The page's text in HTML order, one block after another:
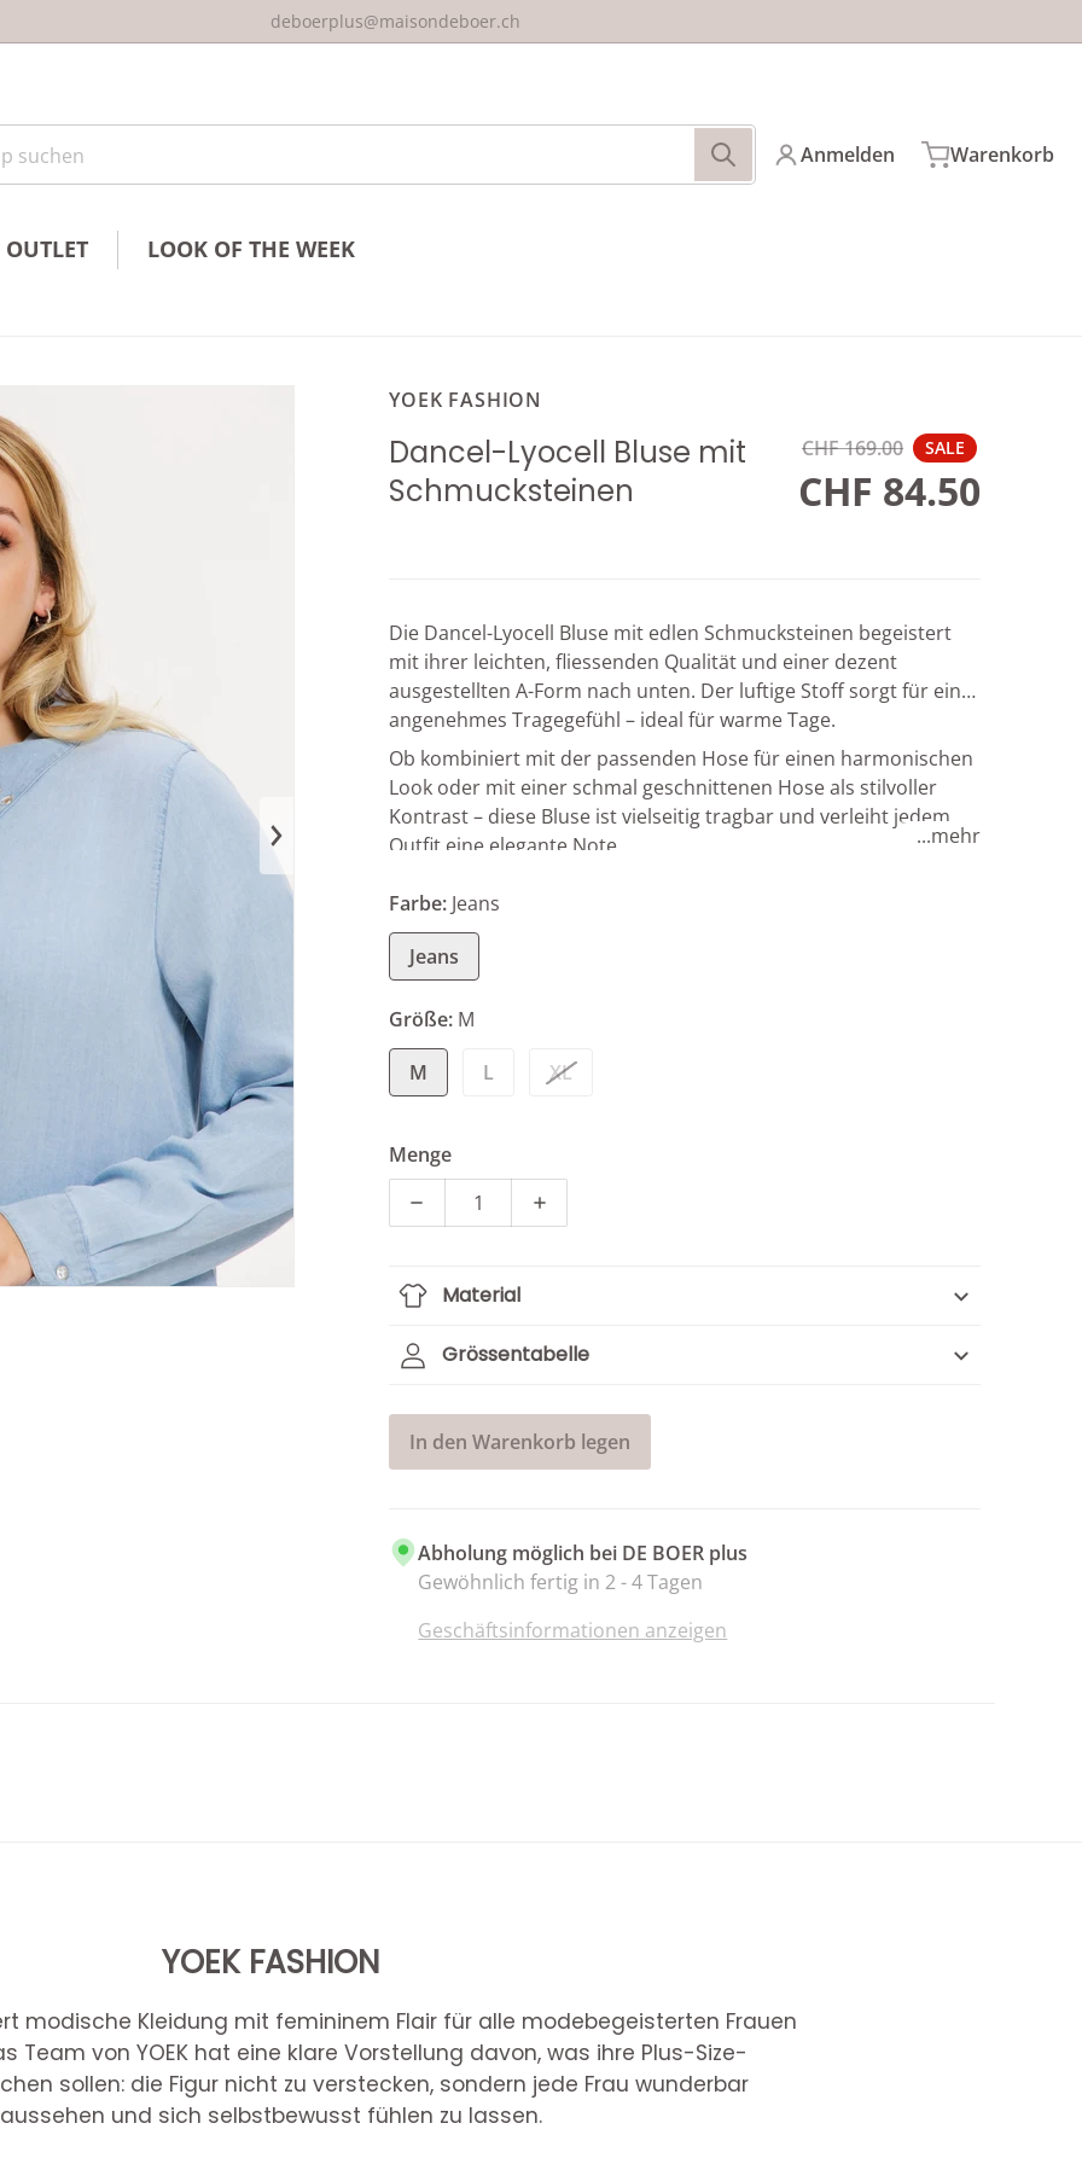
deboerplus@maisondeboer.ch
Anmelden Warenkorb
OUTLET LOOK OF THE WEEK
1 in Galerieansicht öffnen
files/361356-232-MC.jpg
Medium 2 in Galerieansicht öffnen
YOEK FASHION
Dancel-Lyocell Bluse mit
Schmucksteinen
Normaler Preis
CHF 169.00
CHF 84.50
SALE
Die Dancel-Lyocell Bluse mit edlen Schmucksteinen begeistert
mit ihrer leichten, fliessenden Qualität und einer dezent
ausgestellten A-Form nach unten. Der luftige Stoff sorgt für ein
angenehmes Tragegefühl – ideal für warme Tage.
Ob kombiniert mit der passenden Hose für einen harmonischen
Look oder mit einer schmal geschnittenen Hose als stilvoller
Kontrast – diese Bluse ist vielseitig tragbar und verleiht jedem
Outfit eine elegante Note.
...mehr
Farbe: Jeans
Jeans
Größe: M
M
L XL
Menge
Menge für Dancel-Lyocell Bluse mit Schmucksteinen verringern
Menge für Dancel-Lyocell Bluse mit Schmucksteinen
Material
Grössentabelle
In den Warenkorb legen
Abholung möglich bei DE BOER plus
Gewöhnlich fertig in 2 - 4 Tagen
Geschäftsinformationen anzeigen
YOEK FASHION
modische Kleidung mit femininem Flair für alle modebegeisterten Frauen
Team von YOEK hat eine klare Vorstellung davon, was ihre Plus-Size-
sollen: die Figur nicht zu verstecken, sondern jede Frau wunderbar
aussehen und sich selbstbewusst fühlen zu lassen.